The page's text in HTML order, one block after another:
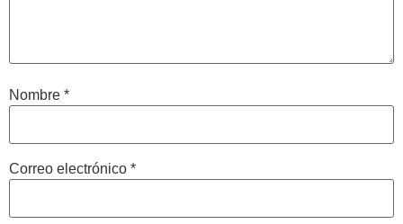
Nombre *
Correo electrónico *